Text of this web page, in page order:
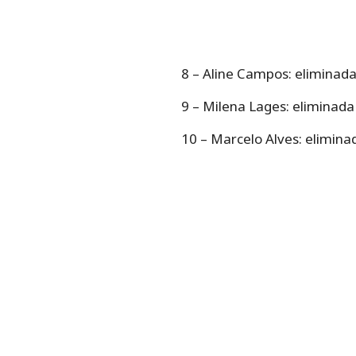
8 – Aline Campos: eliminada
9 – Milena Lages: eliminada
10 – Marcelo Alves: